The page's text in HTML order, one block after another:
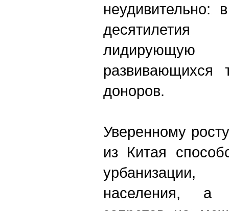
неудивительно:
развивающихся
доноров.
Уверенному
из Китая
урбанизации,
населения, а